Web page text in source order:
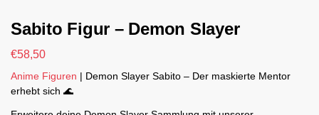
Sabito Figur – Demon Slayer
€58,50
Anime Figuren | Demon Slayer Sabito – Der maskierte Mentor
erhebt sich 🌊